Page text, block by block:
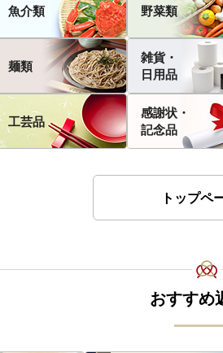
魚介類 野菜類
麺類
雑貨・
日用品
工芸品
感謝状・
記念品
トップペ
おすすめ